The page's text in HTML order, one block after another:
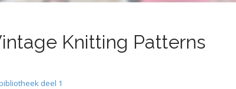
Knitting Patterns
deel 1